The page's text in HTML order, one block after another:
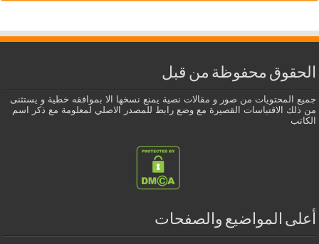
الحقوق محفوظة من قبل
جميع المحتويات من صور و مقالات نصية يمنع نسخها الا بموافقه خطية و يستثنى
من ذلك الاقتباسات القصيرة مع وضع رابط للمصدر الاصلي لمعلومة مع ذكر اسم
الكاتب
أعلى المواضيع والصفحات